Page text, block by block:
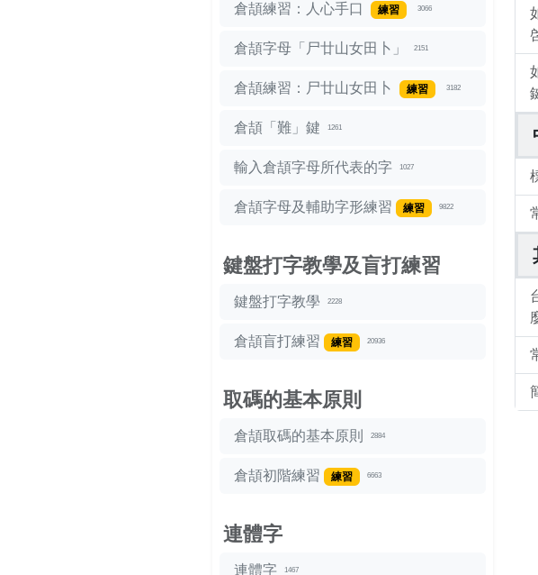
倉頡練習：人心手口 練習 3066
倉頡字母「尸廿山女田卜」 2151
倉頡練習：尸廿山女田卜 練習 3182
倉頡「難」鍵 1261
輸入倉頡字母所代表的字 1027
倉頡字母及輔助字形練習 練習 9822
鍵盤打字教學及盲打練習
鍵盤打字教學 2228
倉頡盲打練習 練習 20936
取碼的基本原則
倉頡取碼的基本原則 2884
倉頡初階練習 練習 6663
連體字
連體字 1467